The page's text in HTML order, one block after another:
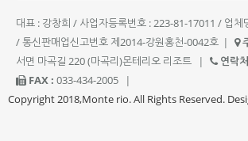
대표 : 강창희 / 사업자등록번호 : 223-81-17011 / 업체
/ 통신판매업신고번호 제2014-강원홍천-0042호 |
서면 마곡길 220 (마곡리)몬테리오 리조트
| 연락
FAX : 033-434-2005
|
Copyright 2018,Monte rio. All Rights Reserved.